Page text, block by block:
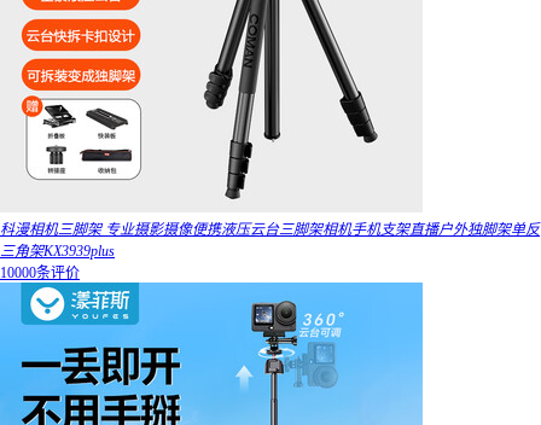
科漫相机三脚架 专业摄影摄像便携液压云台三脚架相机手机支架直播户外独脚架单反
三角架KX3939plus
10000条评价